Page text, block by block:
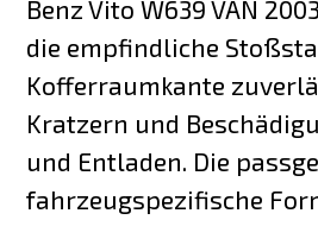
Benz Vito W639 VAN
die empfindliche
Kofferraumkante
Kratzern und
und Entladen. Die
fahrzeugspezifische